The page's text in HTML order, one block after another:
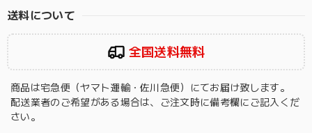
送料について
全国送料無料
商品は宅急便（ヤマト運輸・佐川急便）にてお届け致します。
配送業者のご希望がある場合は、ご注文時に備考欄にご記入くだ
さい。